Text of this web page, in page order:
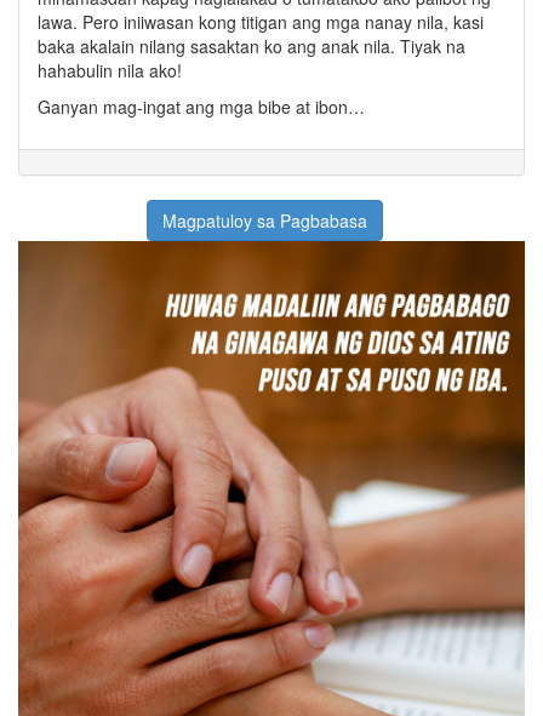
lawa. Pero iniiwasan kong titigan ang mga nanay nila, kasi
baka akalain nilang sasaktan ko ang anak nila. Tiyak na
hahabulin nila ako!
Ganyan mag-ingat ang mga bibe at ibon…
Magpatuloy sa Pagbabasa